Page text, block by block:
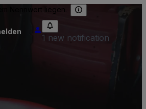
Nennwert liegen.
1 new notification